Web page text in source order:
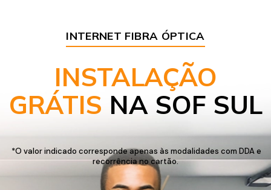
INTERNET FIBRA ÓPTICA
INSTALAÇÃO
GRÁTIS NA SOF SUL
*O valor indicado corresponde apenas às modalidades com DDA e
recorrência no cartão.